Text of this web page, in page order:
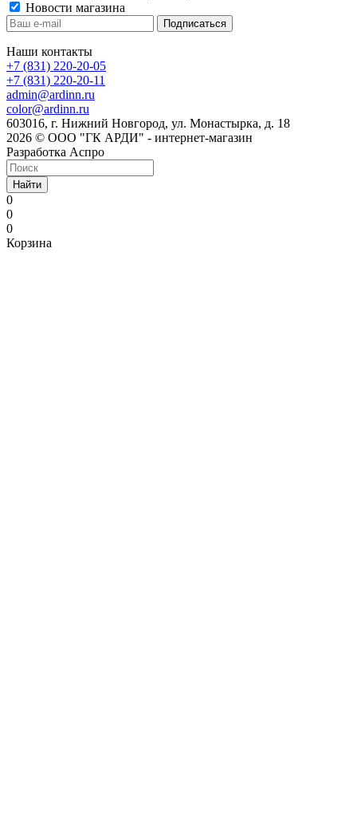
Новости магазина
Наши контакты
+7 (831) 220-20-05
+7 (831) 220-20-11
admin@ardinn.ru
color@ardinn.ru
603016, г. Нижний Новгород, ул. Монастырка, д. 18
2026 © ООО "ГК АРДИ" - интернет-магазин
Разработка Аспро
Найти
0
0
0
Корзина